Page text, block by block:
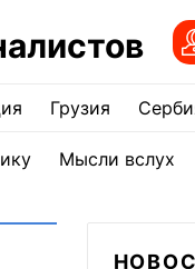
Грузия
Мысли вслух